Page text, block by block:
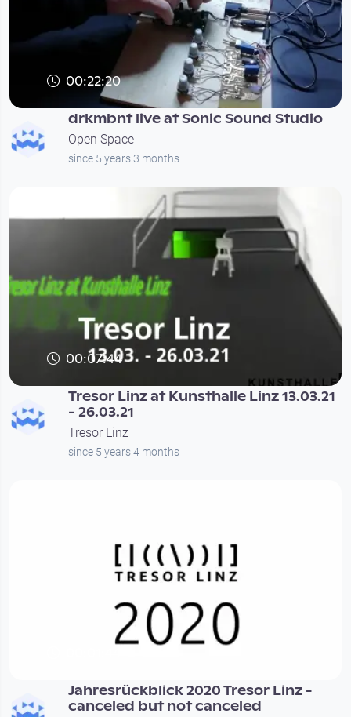
00:22:20
drkmbnt live at Sonic Sound Studio
Open Space
since 5 years 3 months
00:07:44
Tresor Linz at Kunsthalle Linz 13.03.21
- 26.03.21
Tresor Linz
since 5 years 4 months
Jahresrückblick 2020 Tresor Linz -
canceled but not canceled